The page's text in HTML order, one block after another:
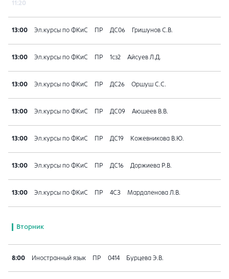
11:20
13:00 Эл.курсы по ФКиС ПР ДС06 Гришунов С.В.
13:00 Эл.курсы по ФКиС ПР 1сз2 Айсуев Л.Д.
13:00 Эл.курсы по ФКиС ПР ДС26 Оршуш С.С.
13:00 Эл.курсы по ФКиС ПР ДС09 Аюшеев В.В.
13:00 Эл.курсы по ФКиС ПР ДС19 Кожевникова В.Ю.
13:00 Эл.курсы по ФКиС ПР ДС16 Доржиева Р.В.
13:00 Эл.курсы по ФКиС ПР 4СЗ Мардаленова Л.В.
Вторник
8:00 Иностранный язык ПР 0414 Бурцева Э.В.